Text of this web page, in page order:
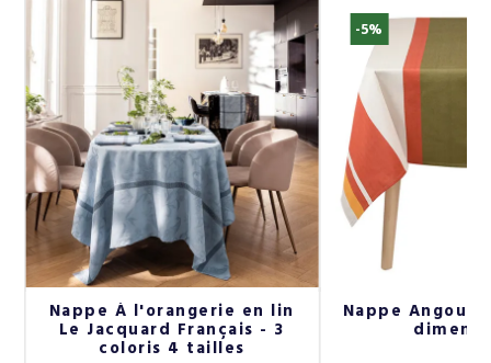
Nappe À l'orangerie en lin
Le Jacquard Français - 3
coloris 4 tailles
-5%
Nappe